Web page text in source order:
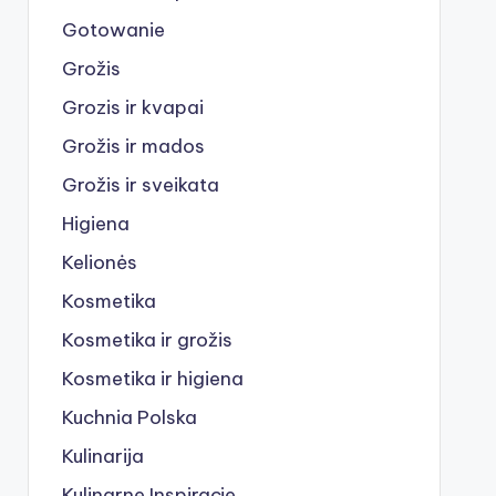
Gotowanie
Grožis
Grozis ir kvapai
Grožis ir mados
Grožis ir sveikata
Higiena
Kelionės
Kosmetika
Kosmetika ir grožis
Kosmetika ir higiena
Kuchnia Polska
Kulinarija